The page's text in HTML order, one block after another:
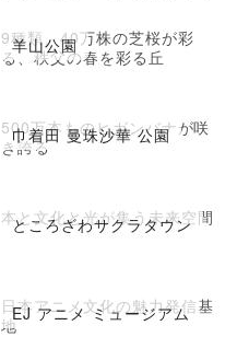
羊山公園
9種類、40万株の芝桜が彩
る、秩父の春を彩る丘
巾着田 曼珠沙華 公園
500万本ものヒガンバナが咲
き誇る
ところざわサクラタウン
本と文化と光が集う未来空間
EJ アニメ ミュージアム
日本アニメ文化の魅力発信基
地